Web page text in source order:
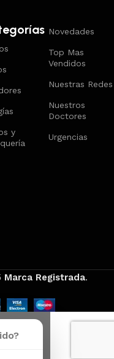
y
Novedades
Top Mas
Vendidos
Nuestras Redes
Nuestros
Doctores
Urgencias
Marca Registrada.